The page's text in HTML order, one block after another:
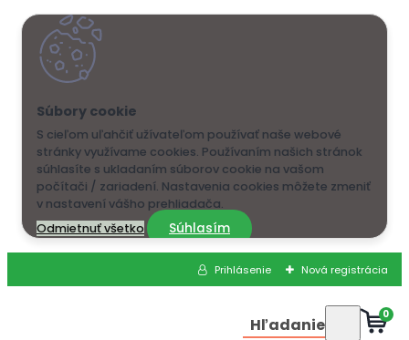
S cieľom uľahčiť užívateľom používať naše webové
stránky využívame cookies. Používaním našich stránok
súhlasíte s ukladaním súborov cookie na vašom
počítači / zariadení. Nastavenia cookies môžete zmeniť
v nastavení vášho prehliadača.
Odmietnuť všetko
Súhlasím
Prihlásenie Nová registrácia
Hľadanie 0